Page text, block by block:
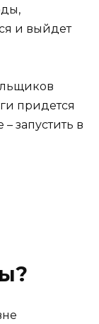
и выйдет
придется
запустить в